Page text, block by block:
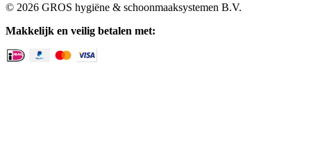
© 2026 GROS hygiëne & schoonmaaksystemen B.V.
Makkelijk en veilig betalen met: